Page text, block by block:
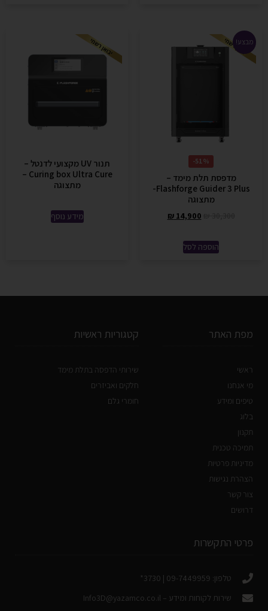
מבצע!
51%-
מדפסת תלת מימד –
Flashforge Guider 3 Plus-
מתצוגה
₪14,900
הוספה לסל
תנור UV מקצועי לדנטל –
Curing box Ultra Cure –
מתצוגה
מידע נוסף
מפת האתר
ראשי
מי אנחנו
טיפים ומידע
בלוג
תקנון
תמיכה טכנית
מדיניות פרטיות
הצהרת נגישות
צור קשר
דרושים
קטגוריות ראשיות
שירותי הדפסה בתלת מימד
חלקים ואביזרים
חומרי גלם
פרטי התקשרות
טלפון: 09-7449959 | 3730*
שירות לקוחות ומידע – Info3D@yazamco.co.il